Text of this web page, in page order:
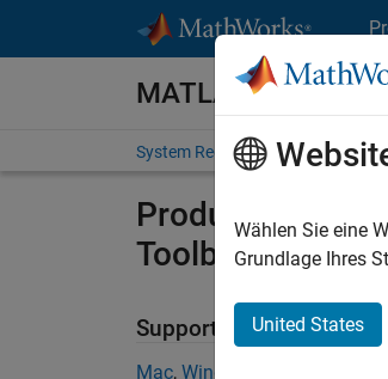
MATLAB and
System Requirements
Product
Toolbox
Supported Platforms
Mac, Windows
Wählen Sie eine
Grundlage Ihres
United States